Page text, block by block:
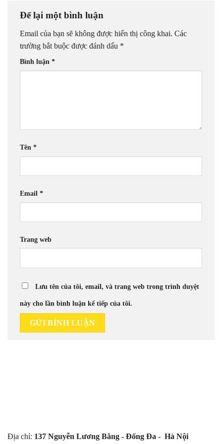
Để lại một bình luận
Email của bạn sẽ không được hiển thị công khai. Các
trường bắt buộc được đánh dấu *
Bình luận *
Tên *
Email *
Trang web
Lưu tên của tôi, email, và trang web trong trình duyệt
này cho lần bình luận kế tiếp của tôi.
Địa chỉ: 137 Nguyễn Lương Bằng - Đống Đa - Hà Nội